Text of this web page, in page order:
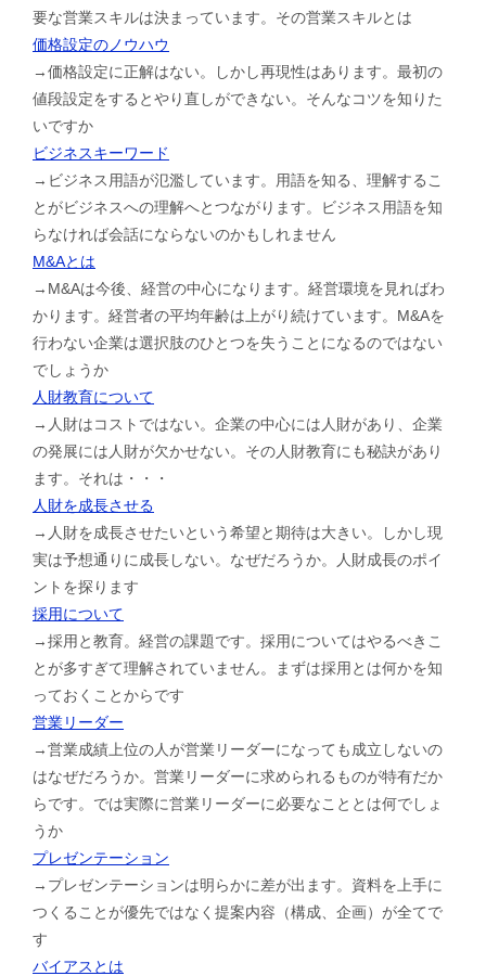
要な営業スキルは決まっています。その営業スキルとは
価格設定のノウハウ
→価格設定に正解はない。しかし再現性はあります。最初の
値段設定をするとやり直しができない。そんなコツを知りた
いですか
ビジネスキーワード
→ビジネス用語が氾濫しています。用語を知る、理解するこ
とがビジネスへの理解へとつながります。ビジネス用語を知
らなければ会話にならないのかもしれません
M&Aとは
→M&Aは今後、経営の中心になります。経営環境を見ればわ
かります。経営者の平均年齢は上がり続けています。M&Aを
行わない企業は選択肢のひとつを失うことになるのではない
でしょうか
人財教育について
→人財はコストではない。企業の中心には人財があり、企業
の発展には人財が欠かせない。その人財教育にも秘訣があり
ます。それは・・・
人財を成長させる
→人財を成長させたいという希望と期待は大きい。しかし現
実は予想通りに成長しない。なぜだろうか。人財成長のポイ
ントを探ります
採用について
→採用と教育。経営の課題です。採用についてはやるべきこ
とが多すぎて理解されていません。まずは採用とは何かを知
っておくことからです
営業リーダー
→営業成績上位の人が営業リーダーになっても成立しないの
はなぜだろうか。営業リーダーに求められるものが特有だか
らです。では実際に営業リーダーに必要なこととは何でしょ
うか
プレゼンテーション
→プレゼンテーションは明らかに差が出ます。資料を上手に
つくることが優先ではなく提案内容（構成、企画）が全てで
す
バイアスとは